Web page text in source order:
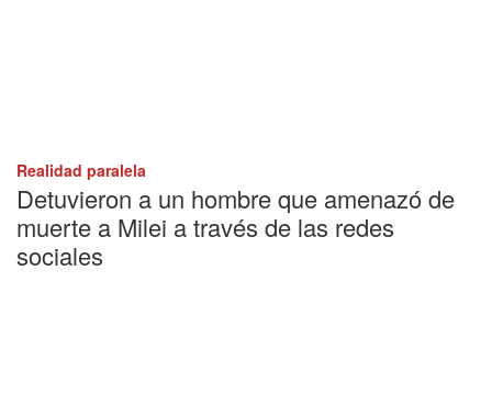
Realidad paralela
Detuvieron a un hombre que amenazó de
muerte a Milei a través de las redes
sociales